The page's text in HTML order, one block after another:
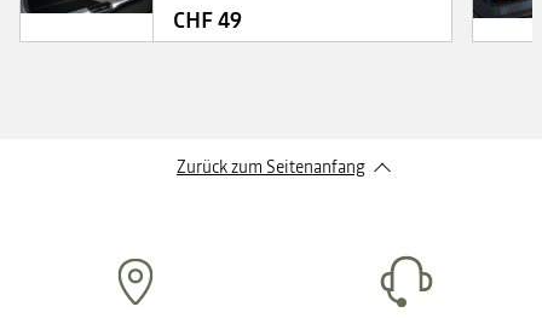
CHF 49
Zurück zum Seitenanfang